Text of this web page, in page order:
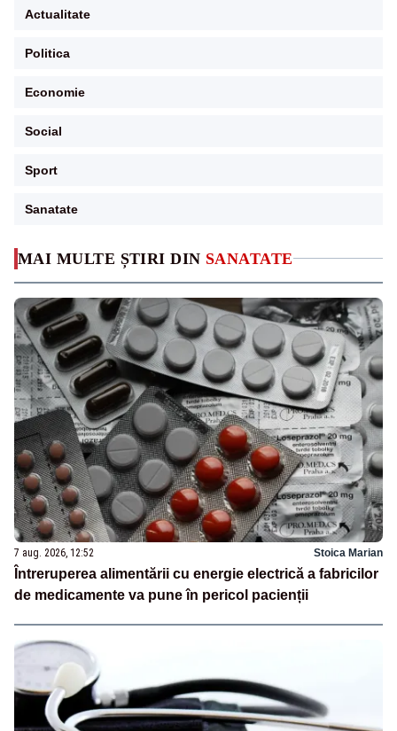
MAI MULTE ȘTIRI DIN SANATATE
7 aug. 2026, 12:52 Stoica Marian
Întreruperea alimentării cu energie electrică a fabricilor
de medicamente va pune în pericol pacienții
Actualitate
Politica
Economie
Social
Sport
Sanatate